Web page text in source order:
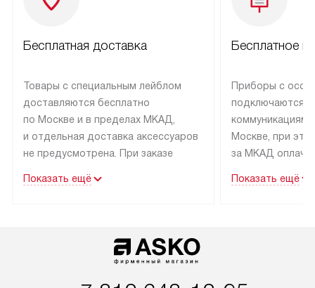
Бесплатная доставка
Товары с специальным лейблом
доставляются бесплатно
по Москве и в пределах МКАД,
и отдельная доставка аксессуаров
не предусмотрена. При заказе
рекомендуем обсудить
со статусом «В наличии» могут
быть отправлены покупателю
Показать ещё
Бесплатное
Приборы с
подключаются к
коммуникациям
Москве, при
за МКАД
партнера
Показать ещё